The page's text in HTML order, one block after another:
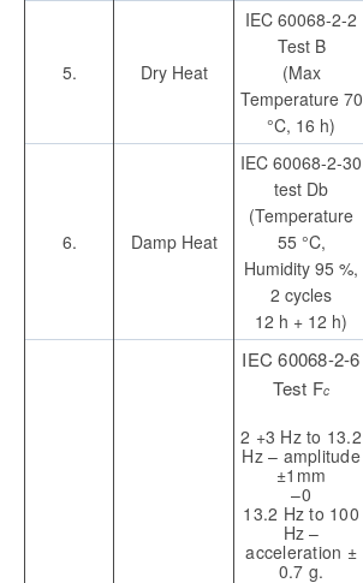
5. Dry Heat
IEC 60068-2-2
Test B
(Max
Temperature 70
°C, 16 h)
6. Damp Heat
IEC 60068-2-30
test Db
(Temperature
55 °C,
Humidity 95 %,
2 cycles
12 h + 12 h)
IEC 60068-2-6
Test Fc
2 +3 Hz to 13.2
Hz – amplitude
±1mm
–0
13.2 Hz to 100
Hz –
acceleration ±
0.7 g.